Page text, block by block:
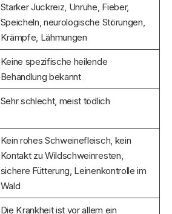
Starker Juckreiz, Unruhe, Fieber,
Speicheln, neurologische Störungen,
Krämpfe, Lähmungen
Keine spezifische heilende
Behandlung bekannt
Sehr schlecht, meist tödlich
Kein rohes Schweinefleisch, kein
Kontakt zu Wildschweinresten,
sichere Fütterung, Leinenkontrolle im
Wald
Die Krankheit ist vor allem ein